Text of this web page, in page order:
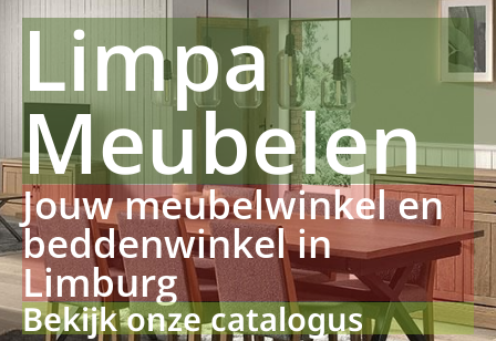
Limpa
Meubelen
Jouw meubelwinkel en
beddenwinkel in
Limburg
Bekijk onze catalogus